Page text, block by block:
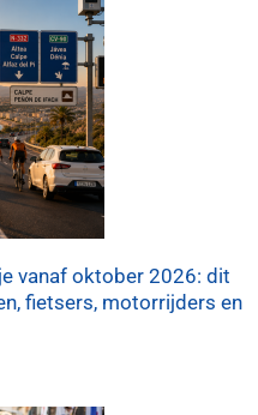
vanaf oktober 2026: dit
fietsers, motorrijders en